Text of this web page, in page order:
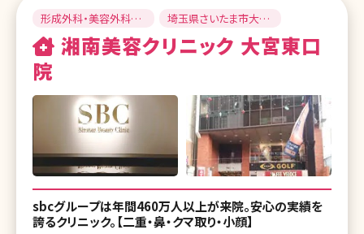
形成外科・美容外科・
美容皮膚科
埼玉県さいたま市大宮
湘南美容クリニック 大宮東口
院
sbcグループは年間460万人以上が来院。安心の実績を
誇るクリニック。【二重・鼻・クマ取り・小顔】